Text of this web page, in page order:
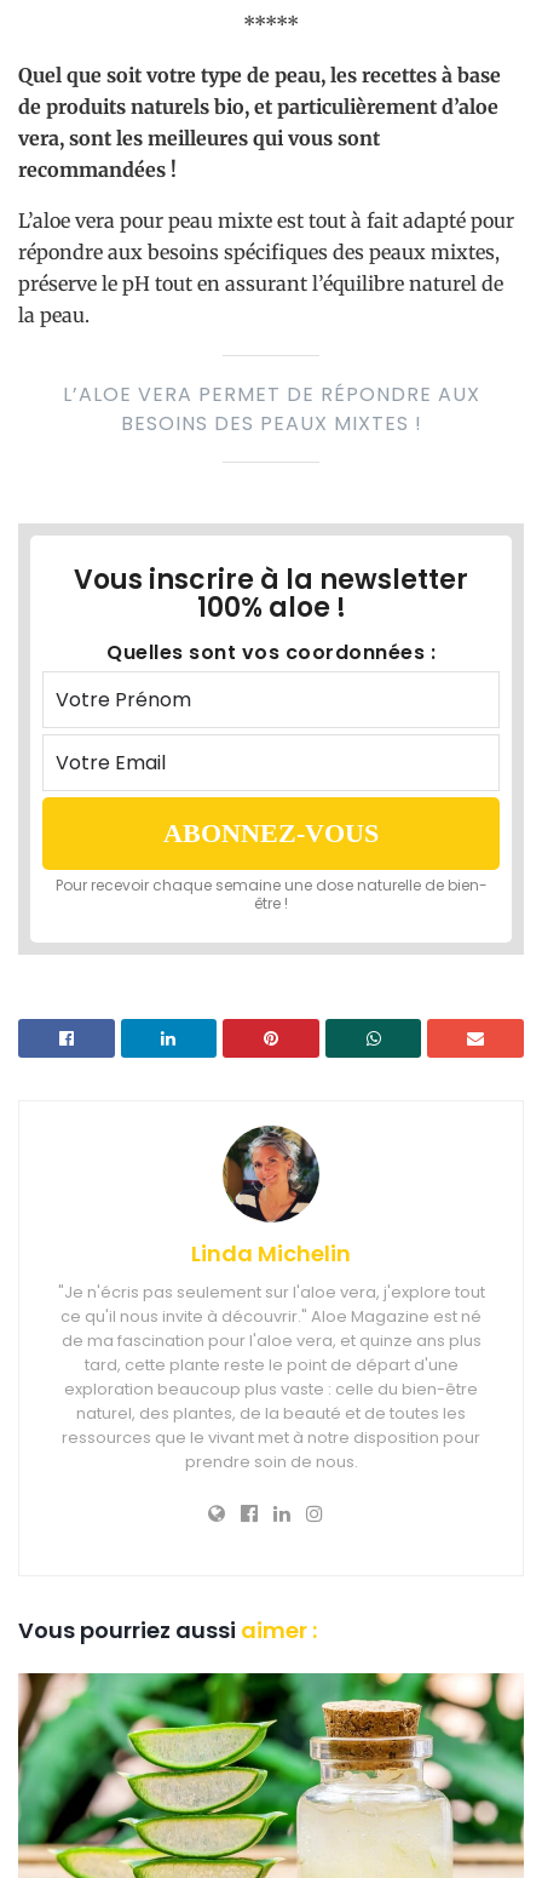
*****
Quel que soit votre type de peau, les recettes à base
de produits naturels bio, et particulièrement d’aloe
vera, sont les meilleures qui vous sont
recommandées !
L’aloe vera pour peau mixte est tout à fait adapté pour
répondre aux besoins spécifiques des peaux mixtes,
préserve le pH tout en assurant l’équilibre naturel de
la peau.
L’ALOE VERA PERMET DE RÉPONDRE AUX
BESOINS DES PEAUX MIXTES !
Linda Michelin
"Je n'écris pas seulement sur l'aloe vera, j'explore tout
ce qu'il nous invite à découvrir." Aloe Magazine est né
de ma fascination pour l'aloe vera, et quinze ans plus
tard, cette plante reste le point de départ d'une
exploration beaucoup plus vaste : celle du bien-être
naturel, des plantes, de la beauté et de toutes les
ressources que le vivant met à notre disposition pour
prendre soin de nous.
Vous pourriez aussi aimer :